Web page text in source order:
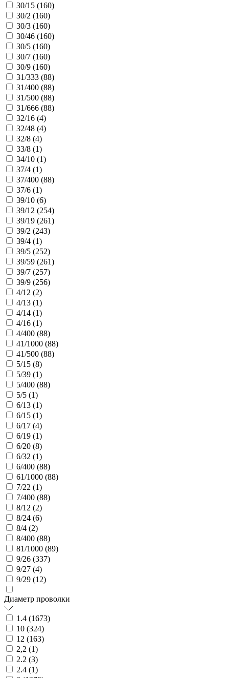
30/15 (160)
30/2 (160)
30/3 (160)
30/46 (160)
30/5 (160)
30/7 (160)
30/9 (160)
31/333 (88)
31/400 (88)
31/500 (88)
31/666 (88)
32/16 (4)
32/48 (4)
32/8 (4)
33/8 (1)
34/10 (1)
37/4 (1)
37/400 (88)
37/6 (1)
39/10 (6)
39/12 (254)
39/19 (261)
39/2 (243)
39/4 (1)
39/5 (252)
39/59 (261)
39/7 (257)
39/9 (256)
4/12 (2)
4/13 (1)
4/14 (1)
4/16 (1)
4/400 (88)
41/1000 (88)
41/500 (88)
5/15 (8)
5/39 (1)
5/400 (88)
5/5 (1)
6/13 (1)
6/15 (1)
6/17 (4)
6/19 (1)
6/20 (8)
6/32 (1)
6/400 (88)
61/1000 (88)
7/22 (1)
7/400 (88)
8/12 (2)
8/24 (6)
8/4 (2)
8/400 (88)
81/1000 (89)
9/26 (337)
9/27 (4)
9/29 (12)
Диаметр проволки
1.4 (1673)
10 (324)
12 (163)
2,2 (1)
2.2 (3)
2.4 (1)